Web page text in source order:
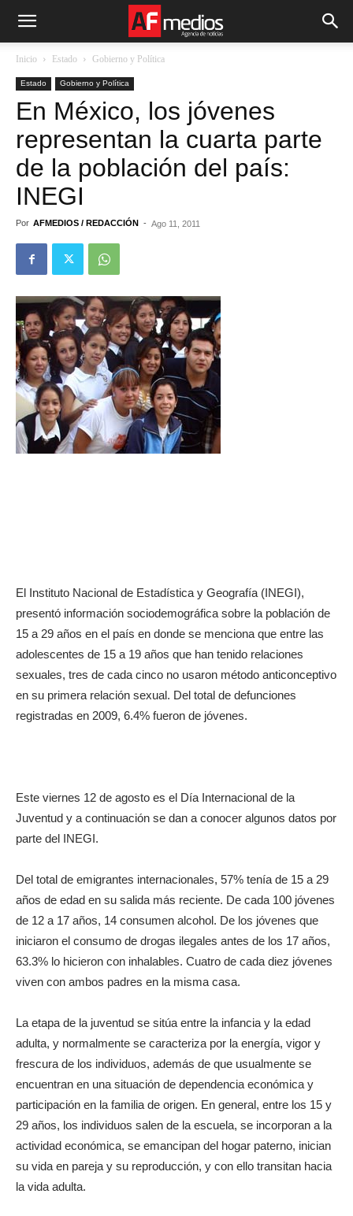
Inicio Estado Gobierno y Política
Estado Gobierno y Política
En México, los jóvenes
representan la cuarta parte
de la población del país:
INEGI
Por AFMEDIOS / REDACCIÓN - Ago 11, 2011
El Instituto Nacional de Estadística y Geografía (INEGI),
presentó información sociodemográfica sobre la población de
15 a 29 años en el país en donde se menciona que entre las
adolescentes de 15 a 19 años que han tenido relaciones
sexuales, tres de cada cinco no usaron método anticonceptivo
en su primera relación sexual. Del total de defunciones
registradas en 2009, 6.4% fueron de jóvenes.
Este viernes 12 de agosto es el Día Internacional de la
Juventud y a continuación se dan a conocer algunos datos por
parte del INEGI.
Del total de emigrantes internacionales, 57% tenía de 15 a 29
años de edad en su salida más reciente. De cada 100 jóvenes
de 12 a 17 años, 14 consumen alcohol. De los jóvenes que
iniciaron el consumo de drogas ilegales antes de los 17 años,
63.3% lo hicieron con inhalables. Cuatro de cada diez jóvenes
viven con ambos padres en la misma casa.
La etapa de la juventud se sitúa entre la infancia y la edad
adulta, y normalmente se caracteriza por la energía, vigor y
frescura de los individuos, además de que usualmente se
encuentran en una situación de dependencia económica y
participación en la familia de origen. En general, entre los 15 y
29 años, los individuos salen de la escuela, se incorporan a la
actividad económica, se emancipan del hogar paterno, inician
su vida en pareja y su reproducción, y con ello transitan hacia
la vida adulta.